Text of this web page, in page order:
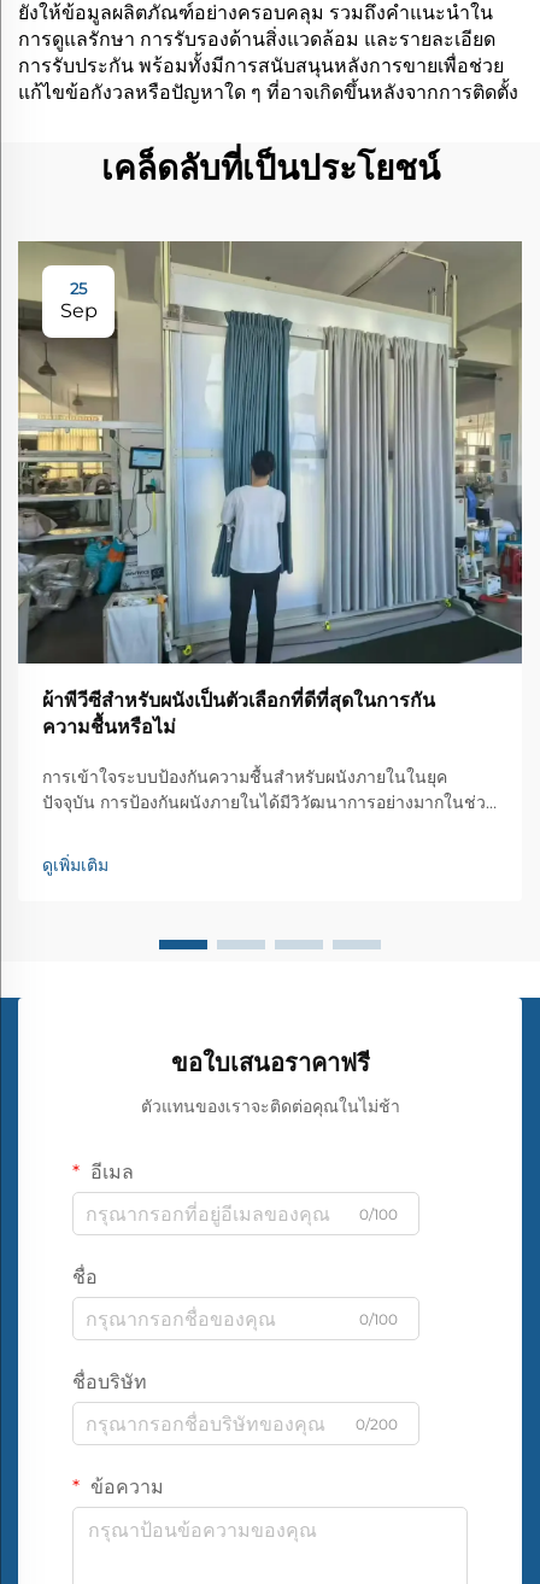
ยังให้ข้อมูลผลิตภัณฑ์อย่างครอบคลุม รวมถึงคำแนะนำใน
การดูแลรักษา การรับรองด้านสิ่งแวดล้อม และรายละเอียด
การรับประกัน พร้อมทั้งมีการสนับสนุนหลังการขายเพื่อช่วย
แก้ไขข้อกังวลหรือปัญหาใด ๆ ที่อาจเกิดขึ้นหลังจากการติดตั้ง
เคล็ดลับที่เป็นประโยชน์
25
Sep
ผ้าพีวีซีสำหรับผนังเป็นตัวเลือกที่ดีที่สุดในการกัน
ความชื้นหรือไม่
การเข้าใจระบบป้องกันความชื้นสำหรับผนังภายในในยุค
ปัจจุบัน การป้องกันผนังภายในได้มีวิวัฒนาการอย่างมากในช่วง
วงการสำหรับการกันความชื้นในบ้านและพื้นที่เชิงพาณิชย์
โซลูชันสุดสร้างสรรคนี้...
ดูเพิ่มเติม
ขอใบเสนอราคาฟรี
ตัวแทนของเราจะติดต่อคุณในไม่ช้า
อีเมล
0/100
ชื่อ
0/100
ชื่อบริษัท
0/200
ข้อความ